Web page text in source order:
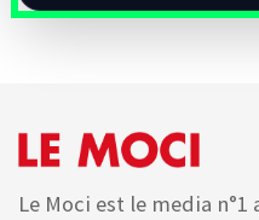
Le Moci est le media n°1